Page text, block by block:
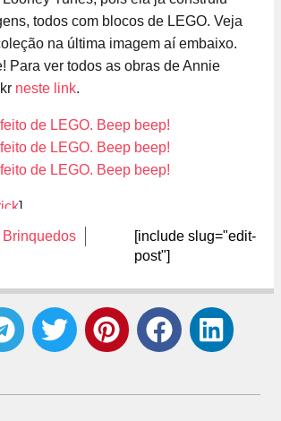
todos com blocos de LEGO. Veja
na última imagem aí embaixo.
Para ver todos as obras de Annie
neste link.
]
Brinquedos
[include slug="edit-
post"]